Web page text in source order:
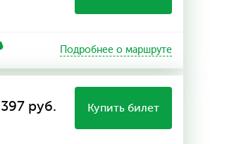
Подробнее о маршруте
397 руб. Купить билет